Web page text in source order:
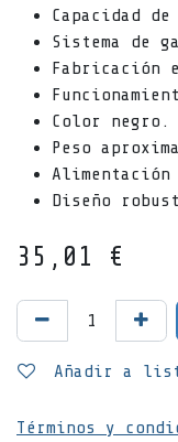
Capacidad de
Sistema de
Fabricación
Color negro.
Peso
Diseño
35,01 €
Añadir a
Términos y